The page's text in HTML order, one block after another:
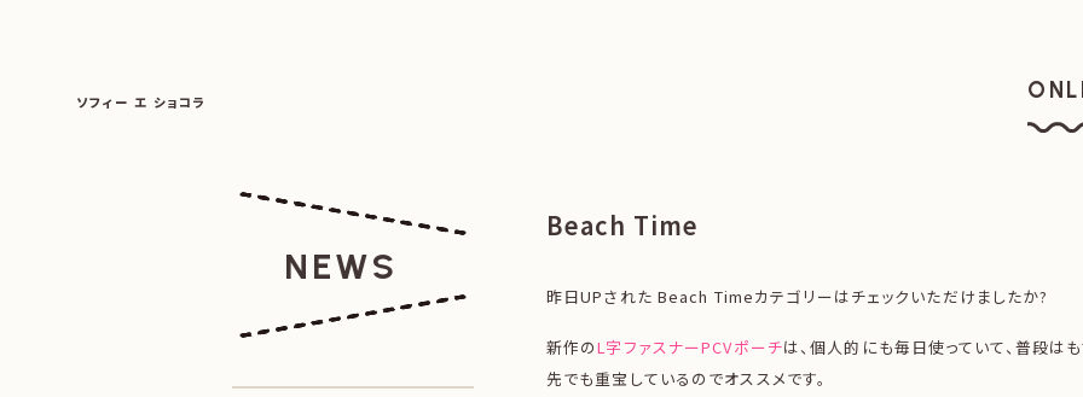
ソフィー エ ショコラ
||
NEWS
Beach Time
昨日UPされた Beach Timeカテゴリーはチェックいただけましたか?
新作のL字ファスナーPCVポーチは、個人的にも毎日使っていて、普段は
先でも重宝しているのでオススメです。